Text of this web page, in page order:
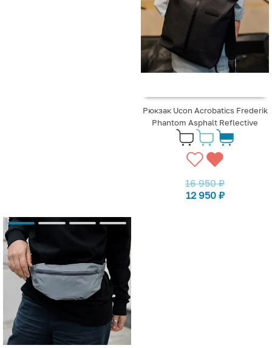
Рюкзак Ucon Acrobatics Frederik
Phantom Asphalt Reflective
16 950₽
12 950 ₽